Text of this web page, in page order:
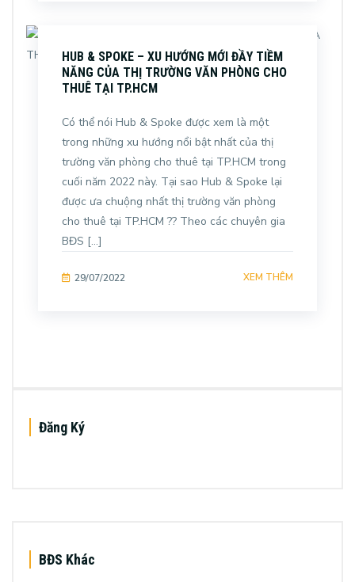
HUB & SPOKE – XU HƯỚNG MỚI ĐẦY TIỀM
NĂNG CỦA THỊ TRƯỜNG VĂN PHÒNG CHO
THUÊ TẠI TP.HCM
Có thể nói Hub & Spoke được xem là một
trong những xu hướng nổi bật nhất của thị
trường văn phòng cho thuê tại TP.HCM trong
cuối năm 2022 này. Tại sao Hub & Spoke lại
được ưa chuộng nhất thị trường văn phòng
cho thuê tại TP.HCM ?? Theo các chuyên gia
BĐS […]
29/07/2022 XEM THÊM
Đăng Ký
BĐS Khác